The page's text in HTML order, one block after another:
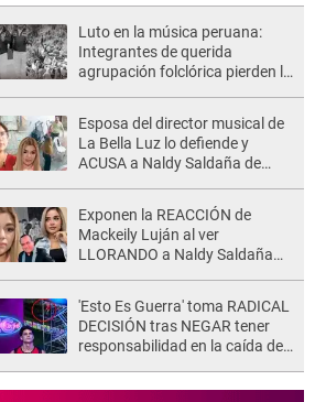
Luto en la música peruana:
Integrantes de querida
agrupación folclórica pierden la
Esposa del director musical de
La Bella Luz lo defiende y
ACUSA a Naldy Saldaña de
Exponen la REACCIÓN de
Mackeily Luján al ver
LLORANDO a Naldy Saldaña
'Esto Es Guerra' toma RADICAL
DECISIÓN tras NEGAR tener
responsabilidad en la caída de